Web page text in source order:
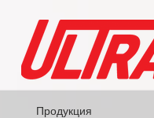
Продукция